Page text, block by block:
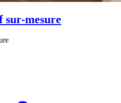
sur-mesure